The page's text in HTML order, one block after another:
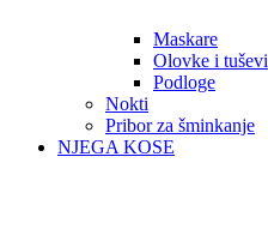
Maskare
Olovke i tuševi
Podloge
Nokti
Pribor za šminkanje
NJEGA KOSE